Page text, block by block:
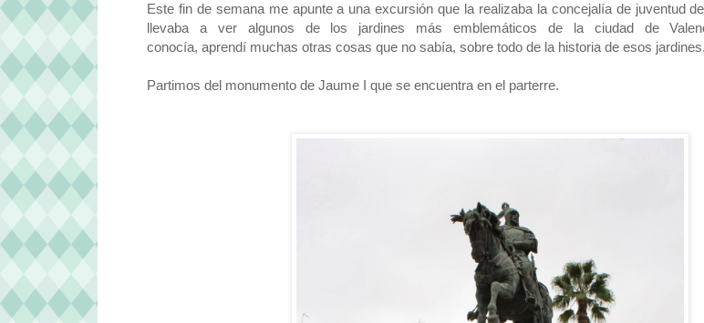
Este fin de semana me apunte a una excursión que la realizaba la concejalía de juventud
llevaba a ver algunos de los jardines más emblemáticos de la ciudad de
conocía, aprendí muchas otras cosas que no sabía, sobre todo de la historia de esos jardines.
Partimos del monumento de Jaume I que se encuentra en el parterre.